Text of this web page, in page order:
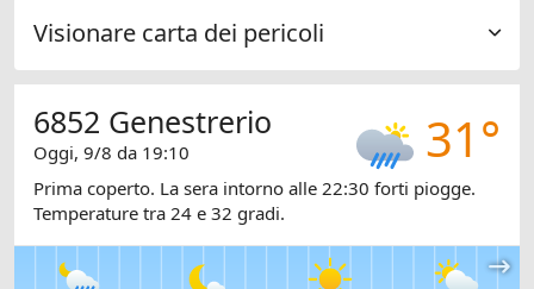
Visionare carta dei pericoli
31°
6852 Genestrerio
Oggi, 9/8 da 19:10
Prima coperto. La sera intorno alle 22:30 forti piogge.
Temperature tra 24 e 32 gradi.